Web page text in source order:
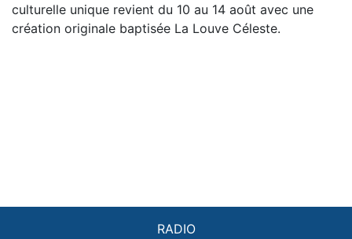
culturelle unique revient du 10 au 14 août avec une
création originale baptisée La Louve Céleste.
RADIO